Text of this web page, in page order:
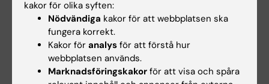
15 jul 2026
Helena Karlström får
Novo Nordisk-anslag
10 jul 2026
till KI-forskare för
kakor för olika syften:
Nödvändiga kakor för att webbplatsen ska
fungera korrekt.
Kakor för analys för att förstå hur
webbplatsen används.
Marknadsföringskakor för att visa och spåra